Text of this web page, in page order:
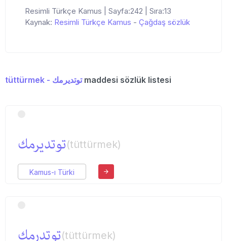
Resimli Türkçe Kamus | Sayfa:242 | Sıra:13
Kaynak: Resimli Türkçe Kamus - Çağdaş sözlük
tüttürmek - توتدیرمكmaddesi sözlük listesi
توتدیرمك(tüttürmek)
Kamus-ı Türki
توتدرمك(tüttürmek)